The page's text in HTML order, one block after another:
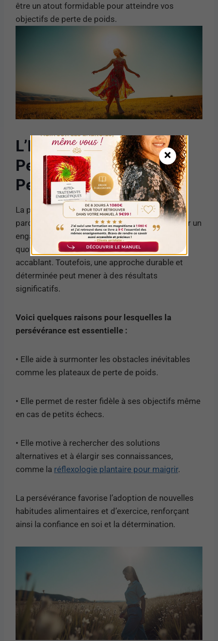
être un atout formidable pour atteindre vos
objectifs de perte de poids.
L’Importance de la
Persévérance dans la
Perte de Poids
La persévérance est un élément clé dans le
parcours difficile de la perte de poids. Maintenir un
engagement sur le long terme face aux défis
quotidiens et aux tentations peut sembler
accablant. Toutefois, une approche durable et
déterminée peut mener à des résultats
significatifs.
Voici quelques raisons pour lesquelles la
persévérance est essentielle :
• Elle aide à surmonter les obstacles inévitables
comme les plateaux de perte de poids.
• Elle permet de rester fidèle à ses objectifs même
en cas de petits échecs.
• Elle motive à rechercher des solutions
alternatives et à élargir ses connaissances,
comme la réflexologie plantaire pour maigrir.
La persévérance favorise l’adoption de nouvelles
habitudes alimentaires et d’exercice, renforçant
ainsi la confiance en soi et la détermination.
×